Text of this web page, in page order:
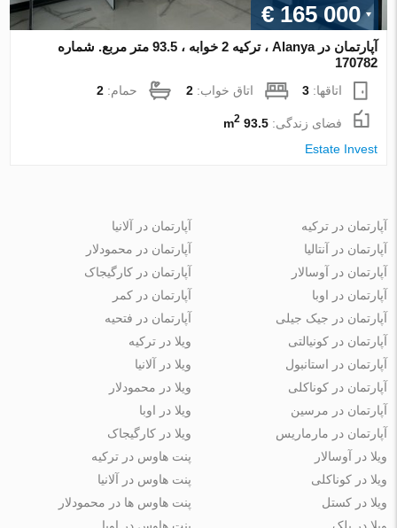
€ 165 000
آپارتمان در Alanya ، ترکیه 2 خوابه ، 93.5 متر مربع. شماره
170782
اتاقها:3 اتاق خواب:2 حمام:2
فضای زندگی:93.5 m
2
Estate Invest
آپارتمان در ترکیه
آپارتمان در آنتالیا
آپارتمان در آوسالار
آپارتمان در اوبا
آپارتمان در جیک جیلی
آپارتمان در آلانیا
آپارتمان در محمودلار
آپارتمان در کارگیجاک
آپارتمان در کمر
آپارتمان در فتحیه
آپارتمان در کونیالتی
آپارتمان در استانبول
آپارتمان در کوناکلی
آپارتمان در مرسین
آپارتمان در مارماریس
ویلا در ترکیه
ویلا در آلانیا
ویلا در محمودلار
ویلا در اوبا
ویلا در کارگیجاک
ویلا در آوسالار
ویلا در کوناکلی
ویلا در کستل
پنت هاوس در ترکیه
پنت هاوس در آلانیا
پنت هاوس ها در محمودلار